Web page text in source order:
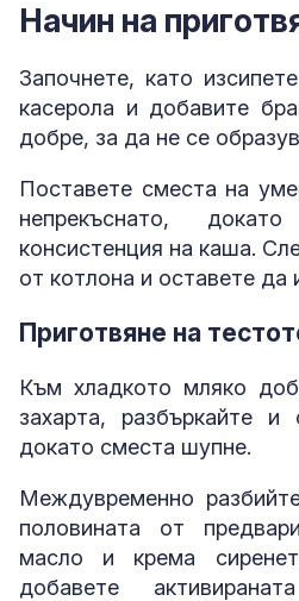
Начин на
Започнете, като
касерола и добавите
добре, за да не се
Поставете сместа на
непрекъснато,
консистенция на каша.
от котлона и оставете да
Приготвяне на
Към хладкото мляко
захарта, разбъркайте
докато сместа шупне.
Междувременно
половината от
масло и крема
добавете